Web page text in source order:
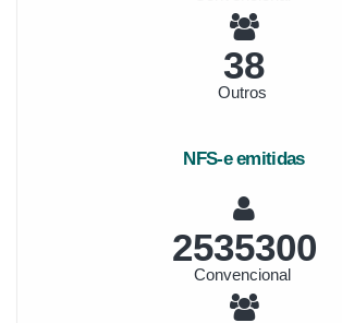
41
Outros
NFS-e emitidas
2716393
Convencional